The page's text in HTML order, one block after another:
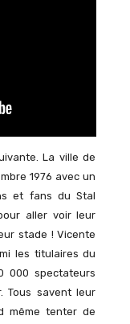
La ville de
1976 avec un
et fans du Stal
aller voir leur
stade ! Vicente
les titulaires du
000 spectateurs
Tous savent leur
même tenter de